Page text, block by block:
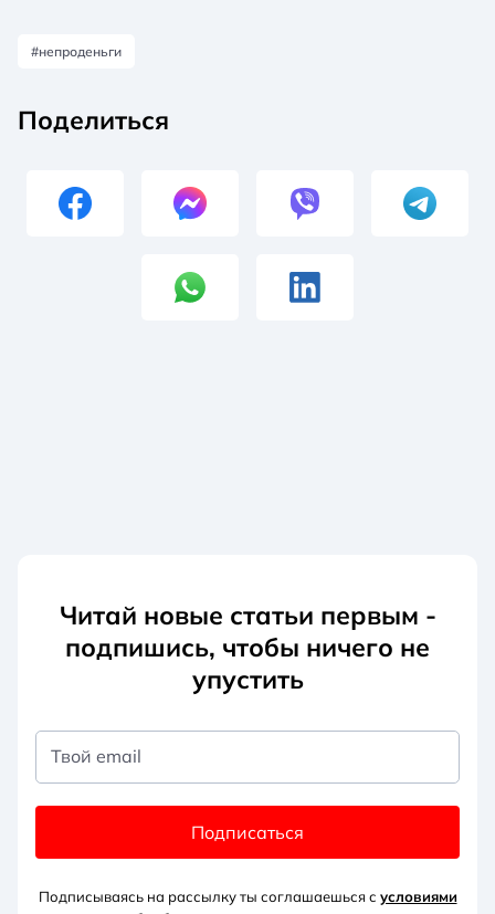
#непроденьги
Поделиться
Читай новые статьи первым -
подпишись, чтобы ничего не
упустить
Твой email
Подписаться
Подписываясь на рассылку ты соглашаешься с условиями